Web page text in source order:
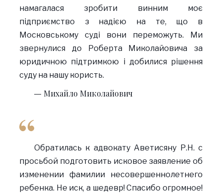
намагалася зробити винним моє
підприємство з надією на те, що в
Московському суді вони переможуть. Ми
звернулися до Роберта Миколайовича за
юридичною підтримкою і добилися рішення
суду на нашу користь.
Михайло Миколайович
Обратилась к адвокату Аветисяну Р.Н. с
просьбой подготовить исковое заявление об
изменении фамилии несовершеннолетнего
ребенка. Не иск, а шедевр! Спасибо огромное!